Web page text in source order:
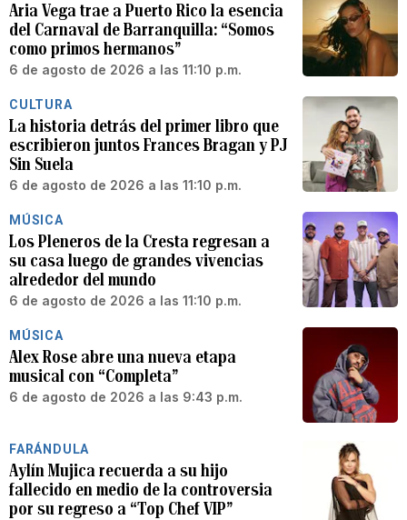
Aria Vega trae a Puerto Rico la esencia
del Carnaval de Barranquilla: “Somos
como primos hermanos”
6 de agosto de 2026 a las 11:10 p.m.
CULTURA
La historia detrás del primer libro que
escribieron juntos Frances Bragan y PJ
Sin Suela
6 de agosto de 2026 a las 11:10 p.m.
MÚSICA
Los Pleneros de la Cresta regresan a
su casa luego de grandes vivencias
alrededor del mundo
6 de agosto de 2026 a las 11:10 p.m.
MÚSICA
Alex Rose abre una nueva etapa
musical con “Completa”
6 de agosto de 2026 a las 9:43 p.m.
FARÁNDULA
Aylín Mujica recuerda a su hijo
fallecido en medio de la controversia
por su regreso a “Top Chef VIP”